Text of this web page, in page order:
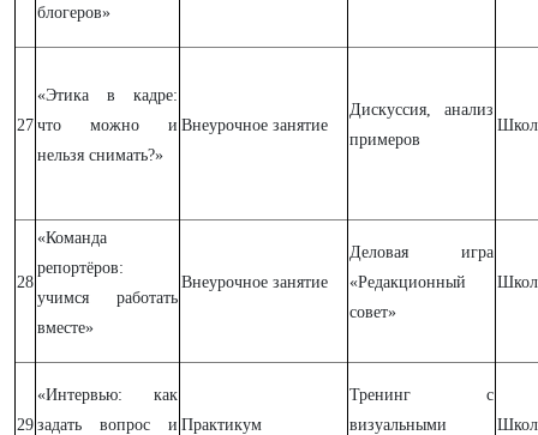
блогеров»
27
«Этика в кадре:
что можно и
нельзя снимать?»
Внеурочное занятие
Дискуссия, анализ
примеров
28
«Команда
репортёров:
учимся работать
вместе»
Внеурочное занятие
Деловая игра
«Редакционный
совет»
29
«Интервью: как
задать вопрос и Практикум
Тренинг с
визуальными